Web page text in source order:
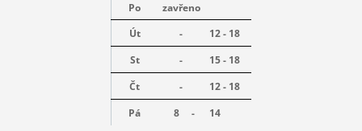
Po
zavřeno
Út
-
12 - 18
St
-
15 - 18
Čt
-
12 - 18
Pá
8 - 14